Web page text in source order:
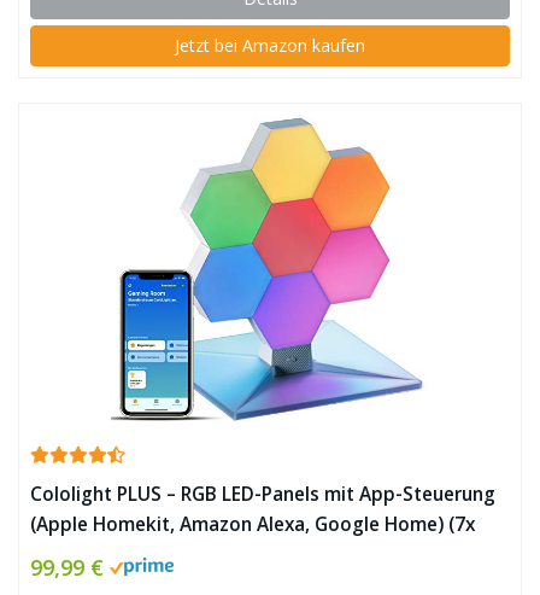
Jetzt bei Amazon kaufen
Cololight PLUS – RGB LED-Panels mit App-Steuerung
(Apple Homekit, Amazon Alexa, Google Home) (7x
Modul, 1x Standfuß) ✪
99,99 €